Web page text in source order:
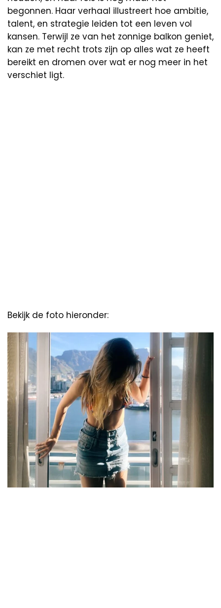
begonnen. Haar verhaal illustreert hoe ambitie,
talent, en strategie leiden tot een leven vol
kansen. Terwijl ze van het zonnige balkon geniet,
kan ze met recht trots zijn op alles wat ze heeft
bereikt en dromen over wat er nog meer in het
verschiet ligt.
Bekijk de foto hieronder: